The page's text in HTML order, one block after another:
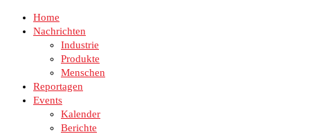
Home
Nachrichten
Industrie
Produkte
Menschen
Reportagen
Events
Kalender
Berichte